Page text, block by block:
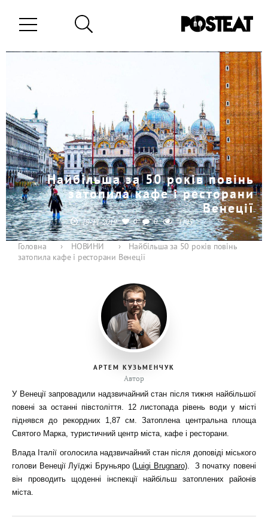
Найбільша за 50 років повінь
затопила кафе і ресторани
Венеції
18-11-2019 0 0 1145
Головна › НОВИНИ ›
Найбільша за 50 років повінь
затопила кафе і ресторани Венеції
АРТЕМ КУЗЬМЕНЧУК
Автор
У Венеції запровадили надзвичайний стан після тижня найбільшої
повені за останні півстоліття. 12 листопада рівень води у місті
піднявся до рекордних 1,87 см. Затоплена центральна площа
Святого Марка, туристичний центр міста, кафе і ресторани.
Влада Італії оголосила надзвичайний стан після доповіді міського
голови Венеції Луїджі Бруньяро (Luigi Brugnaro). З початку повені
він проводить щоденні інспекції найбільш затоплених районів
міста.